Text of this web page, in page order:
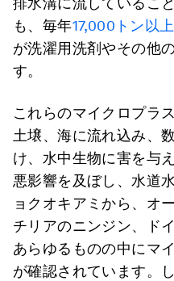
も、毎年17,000トン以
が洗濯用洗剤やその他
す。
これらのマイクロプラ
土壌、海に流れ込み、
け、水中生物に害を与
悪影響を及ぼし、水道
ョクオキアミから、オ
チリアのニンジン、ド
あらゆるものの中にマ
が確認されています。